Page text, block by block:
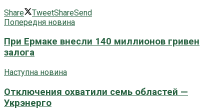
Share
TweetShareSend
Попередня новина
При Ермаке внесли 140 миллионов гривен
залога
Наступна новина
Отключения охватили семь областей —
Укрэнерго